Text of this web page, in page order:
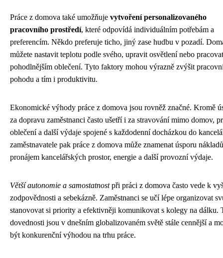
Práce z domova také umožňuje vytvoření personalizovaného
pracovního prostředí, které odpovídá individuálním potřebám a
preferencím. Někdo preferuje ticho, jiný zase hudbu v pozadí.
můžete nastavit teplotu podle svého, upravit osvětlení nebo
pohodlnějším oblečení. Tyto faktory mohou výrazně zvýšit
pohodu a tím i produktivitu.
Ekonomické výhody práce z domova jsou rovněž značné. Kromě
za dopravu zaměstnanci často ušetří i za stravování mimo domov,
oblečení a další výdaje spojené s každodenní docházkou do
zaměstnavatele pak práce z domova může znamenat úsporu
pronájem kancelářských prostor, energie a další provozní výdaje.
Větší autonomie a samostatnostpři práci z domova často vede k
zodpovědnosti a sebekázně. Zaměstnanci se učí lépe organizovat
stanovovat si priority a efektivněji komunikovat s kolegy na dálku.
dovednosti jsou v dnešním globalizovaném světě stále cennější a
být konkurenční výhodou na trhu práce.